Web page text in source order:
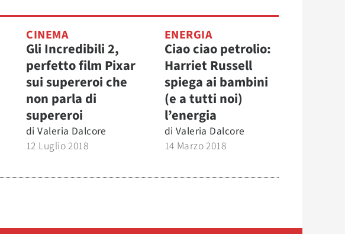
CINEMA
Gli Incredibili 2,
perfetto film Pixar
sui supereroi che
non parla di
supereroi
di Valeria Dalcore
12 Luglio 2018
ENERGIA
Ciao ciao petrolio:
Harriet Russell
spiega ai bambini
(e a tutti noi)
l’energia
di Valeria Dalcore
14 Marzo 2018